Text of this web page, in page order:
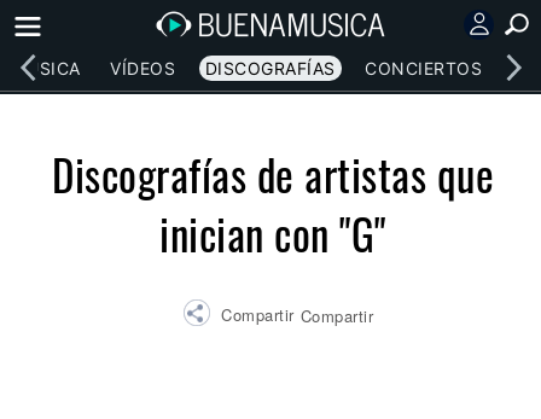
MÚSICA VÍDEOS DISCOGRAFÍAS CONCIERTOS
Discografías de artistas que
inician con "G"
Compartir Compartir